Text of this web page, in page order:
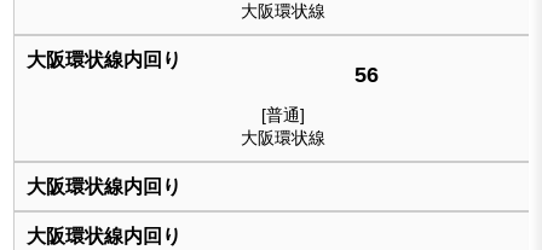
大阪環状線
56
[普通]
大阪環状線